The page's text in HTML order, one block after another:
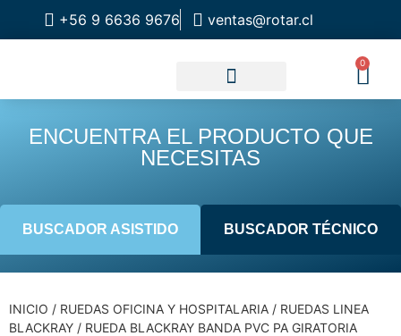
+56 9 6636 9676 ventas@rotar.cl
0
ENCUENTRA EL PRODUCTO QUE
NECESITAS
BUSCADOR ASISTIDO BUSCADOR TÉCNICO
INICIO / RUEDAS OFICINA Y HOSPITALARIA / RUEDAS LINEA
BLACKRAY / RUEDA BLACKRAY BANDA PVC PA GIRATORIA